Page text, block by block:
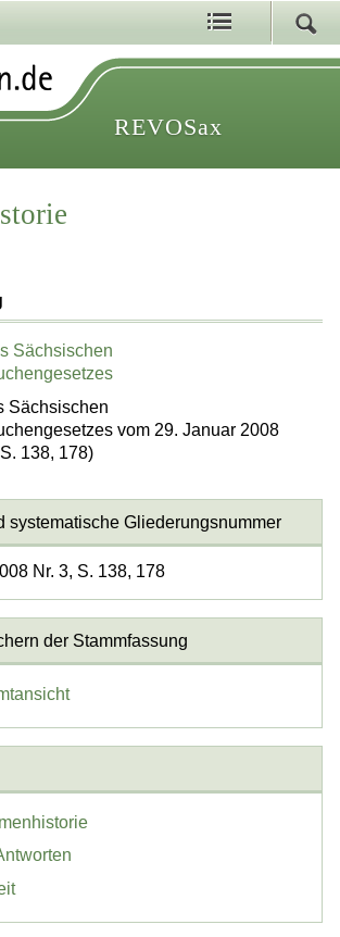
REVOSax
Sächsischen
Sächsischen
vom 29. Januar 2008
138, 178)
systematische Gliederungsnummer
Nr. 3, S. 138, 178
der Stammfassung